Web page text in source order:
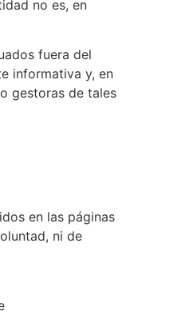
no es, en
fuera del
informativa y, en
gestoras de tales
en las páginas
ni de